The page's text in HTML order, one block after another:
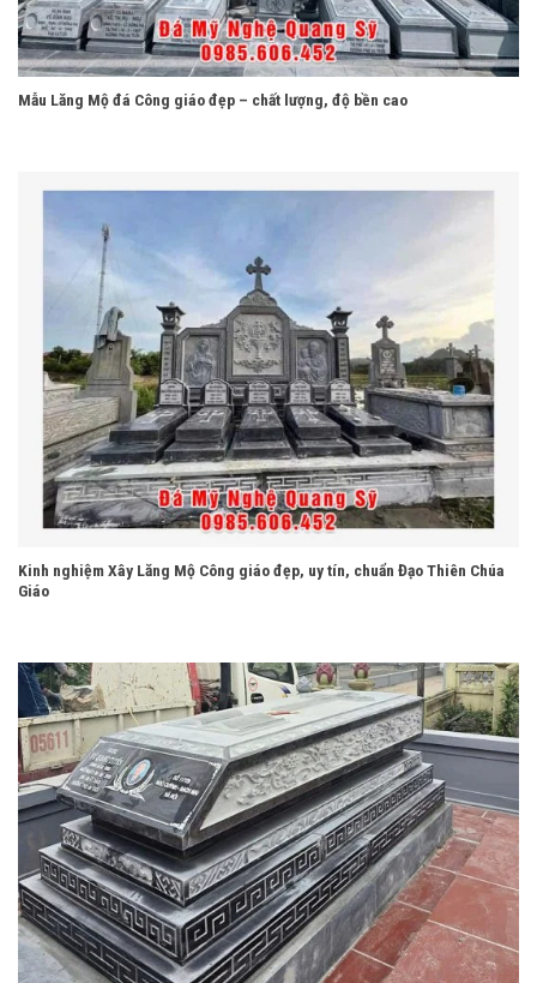
Mẫu Lăng Mộ đá Công giáo đẹp – chất lượng, độ bền cao
Kinh nghiệm Xây Lăng Mộ Công giáo đẹp, uy tín, chuẩn Đạo Thiên Chúa
Giáo